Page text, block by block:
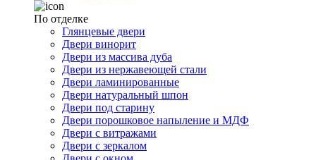
По отделке
Глянцевые двери
Двери винорит
Двери из массива дуба
Двери из нержавеющей стали
Двери ламинированные
Двери натуральный шпон
Двери под старину
Двери порошковое напыление и МДФ
Двери с витражами
Двери с зеркалом